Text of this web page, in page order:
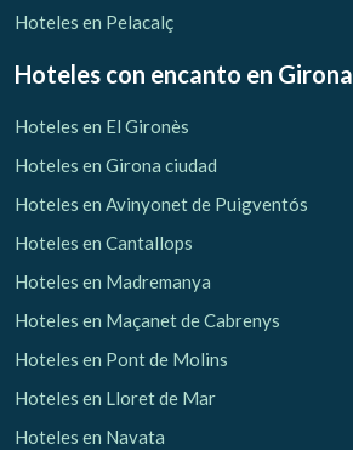
Hoteles en Pelacalç
Hoteles con encanto en Girona
Hoteles en El Gironès
Hoteles en Girona ciudad
Hoteles en Avinyonet de Puigventós
Hoteles en Cantallops
Hoteles en Madremanya
Hoteles en Maçanet de Cabrenys
Hoteles en Pont de Molins
Hoteles en Lloret de Mar
Hoteles en Navata